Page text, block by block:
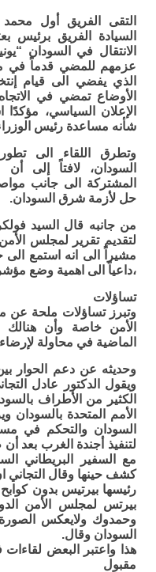
التقى الفريق أول
السيادة الفريق برئيس
الانتقال في السودان
عزمهم للمضي قدماً في
الذي يفضي الى قيام
الأوضاع تمضي في
الإعلان السياسي،
شأنه مساعدة رئيس
وتطرق اللقاء الى
السودان، لافتاً إلى
المشتركة الى جانب
حل لأزمة شرق السودان.
من جانبه قال السيد
لتقديم تقرير لمجلس
مشيراً الى انه استمع
،داعياً الى اهمية وضع
تساؤلات
وتبرز تساؤلات ملحة عن
الأمن خاصة وأن هنالك
الماضية في محاولة
وحديثه عن دعم الحوار
ويقول الدكتور عادل
الكثير من الأطراف
الأمم المتحدة بالسودان
السودان والتحكم في
لتنفيذ أجندة الغرب بعد
مع السفير البريطاني
كشف حينها وقال التجاني
رئيسها بيرتيس بدون
بيرتس لمجلس الأمن
وحمدوك ولايعكس
السودان وقال.
هذا واعتبر البعض لقاءات
مقبول